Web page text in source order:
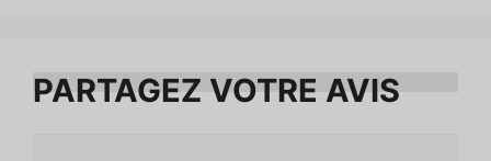
PARTAGEZ VOTRE AVIS